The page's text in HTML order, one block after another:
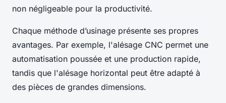
non négligeable pour la productivité.
Chaque méthode d’usinage présente ses propres
avantages. Par exemple, l'alésage CNC permet une
automatisation poussée et une production rapide,
tandis que l'alésage horizontal peut être adapté à
des pièces de grandes dimensions.